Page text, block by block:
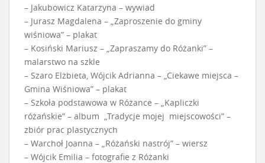
– Jakubowicz Katarzyna – wywiad
– Jurasz Magdalena – „Zaproszenie do gminy
wiśniowa” – plakat
– Kosiński Mariusz – „Zapraszamy do Różanki” –
malarstwo na szkle
– Szaro Elżbieta, Wójcik Adrianna – „Ciekawe miejsca –
Gmina Wiśniowa” – plakat
– Szkoła podstawowa w Różance – „Kapliczki
różańskie” – album „Tradycje mojej miejscowości” –
zbiór prac plastycznych
– Warchoł Joanna – „Różański nastrój” – wiersz
– Wójcik Emilia – fotografie z Różanki